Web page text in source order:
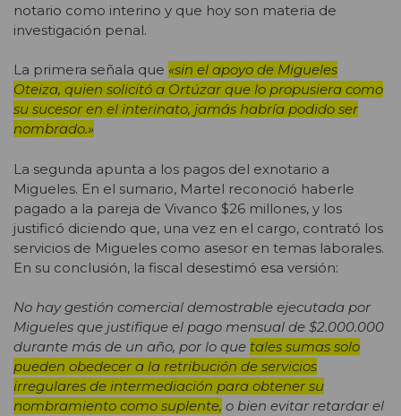
notario como interino y que hoy son materia de
investigación penal.
La primera señala que «sin el apoyo de Migueles
Oteiza, quien solicitó a Ortúzar que lo propusiera como
su sucesor en el interinato, jamás habría podido ser
nombrado.»
La segunda apunta a los pagos del exnotario a
Migueles. En el sumario, Martel reconoció haberle
pagado a la pareja de Vivanco $26 millones, y los
justificó diciendo que, una vez en el cargo, contrató los
servicios de Migueles como asesor en temas laborales.
En su conclusión, la fiscal desestimó esa versión:
No hay gestión comercial demostrable ejecutada por
Migueles que justifique el pago mensual de $2.000.000
durante más de un año, por lo que tales sumas solo
pueden obedecer a la retribución de servicios
irregulares de intermediación para obtener su
nombramiento como suplente, o bien evitar retardar el